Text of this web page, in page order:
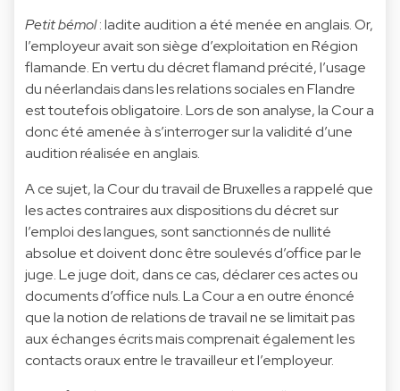
Petit bémol: ladite audition a été menée en anglais. Or,
l’employeur avait son siège d’exploitation en Région
flamande. En vertu du décret flamand précité, l’usage
du néerlandais dans les relations sociales en Flandre
est toutefois obligatoire. Lors de son analyse, la Cour a
donc été amenée à s’interroger sur la validité d’une
audition réalisée en anglais.
A ce sujet, la Cour du travail de Bruxelles a rappelé que
les actes contraires aux dispositions du décret sur
l’emploi des langues, sont sanctionnés denullité
absolue et doivent donc être soulevésd’officepar le
juge. Le juge doit, dans ce cas, déclarer ces actes ou
documents d’office nuls. La Cour a en outre énoncé
que la notion de relations de travail ne se limitait pas
aux échanges écrits mais comprenait également les
contacts orauxentre le travailleur et l’employeur.